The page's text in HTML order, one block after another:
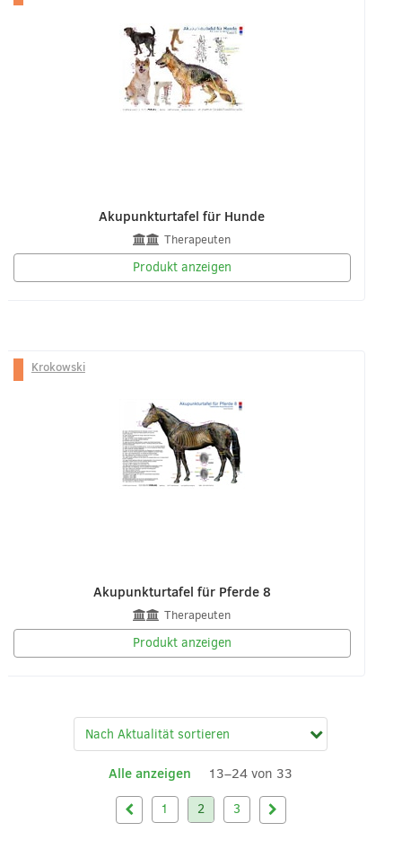
Akupunkturtafel für Hunde
Therapeuten
Produkt anzeigen
Krokowski
Akupunkturtafel für Pferde 8
Therapeuten
Produkt anzeigen
Alle anzeigen 13–24 von 33
1 2 3